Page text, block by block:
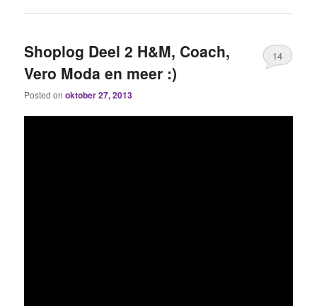
Shoplog Deel 2 H&M, Coach,
Vero Moda en meer :)
Posted onoktober 27, 2013
14